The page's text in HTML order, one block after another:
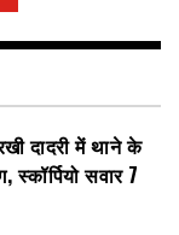
दादरी में थाने के
सवार 7